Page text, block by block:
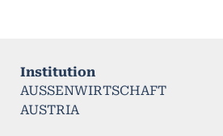
Institution
AUSSENWIRTSCHAFT
AUSTRIA